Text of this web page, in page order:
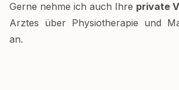
Gerne nehme ich auch Ihre private
Arztes über Physiotherapie und
an.